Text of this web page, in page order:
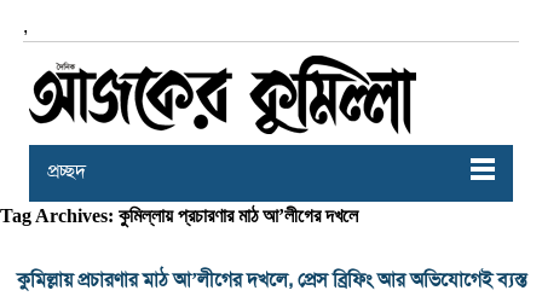
,
প্রচ্ছদ
Tag Archives: কুমিল্লায় প্রচারণার মাঠ আ’লীগের দখলে
কুমিল্লায় প্রচারণার মাঠ আ’লীগের দখলে, প্রেস ব্রিফিং আর অভিযোগেই ব্যস্ত